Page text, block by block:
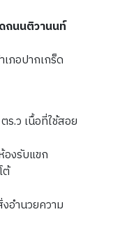
ถนนติวานนท์
ภอปากเกร็ด
ร.ว เนื้อที่ใช้สอย
องรับแขก
ต้
อำนวยความ